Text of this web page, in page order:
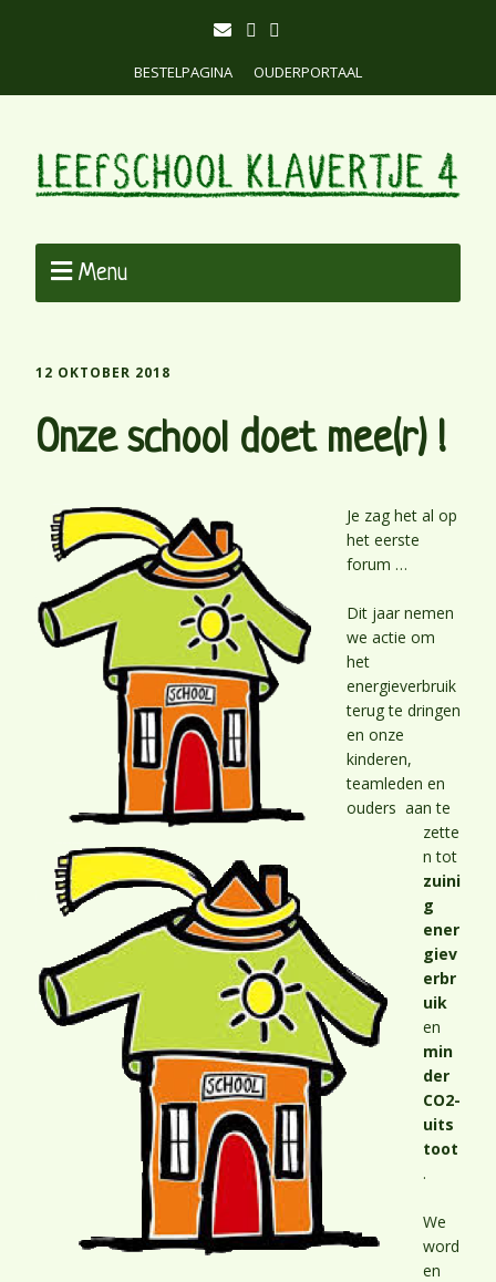
BESTELPAGINA OUDERPORTAAL
Menu
12 OKTOBER 2018
Onze school doet mee(r) !
Je zag het al op
het eerste
forum …
Dit jaar nemen
we actie om
het
energieverbruik
terug te dringen
en onze
kinderen,
teamleden en
ouders aan te
zette
n tot
zuini
g
ener
giev
erbr
uik
en
min
der
CO2-
uits
toot
.
We
word
en